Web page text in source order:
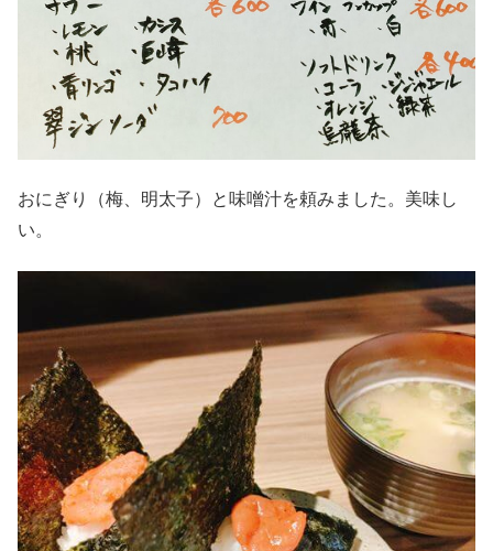
おにぎり（梅、明太子）と味噌汁を頼みました。美味し
い。